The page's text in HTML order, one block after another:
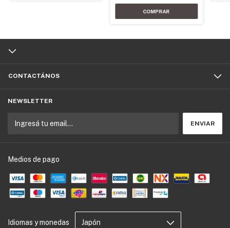
CONTACTÁNOS
NEWSLETTER
Medios de pago
Idiomas y monedas